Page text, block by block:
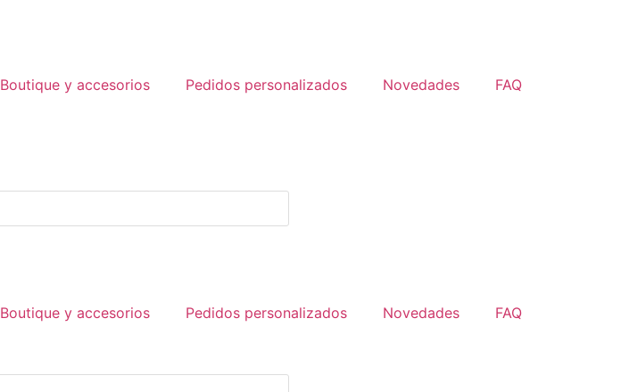
Boutique y accesorios Pedidos personalizados Novedades FAQ
Boutique y accesorios Pedidos personalizados Novedades FAQ